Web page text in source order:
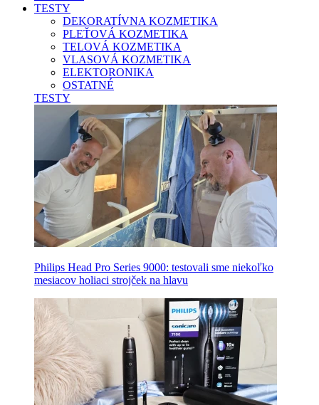
TESTY
DEKORATÍVNA KOZMETIKA
PLEŤOVÁ KOZMETIKA
TELOVÁ KOZMETIKA
VLASOVÁ KOZMETIKA
ELEKTORONIKA
OSTATNÉ
TESTY
Philips Head Pro Series 9000: testovali sme niekoľko
mesiacov holiaci strojček na hlavu